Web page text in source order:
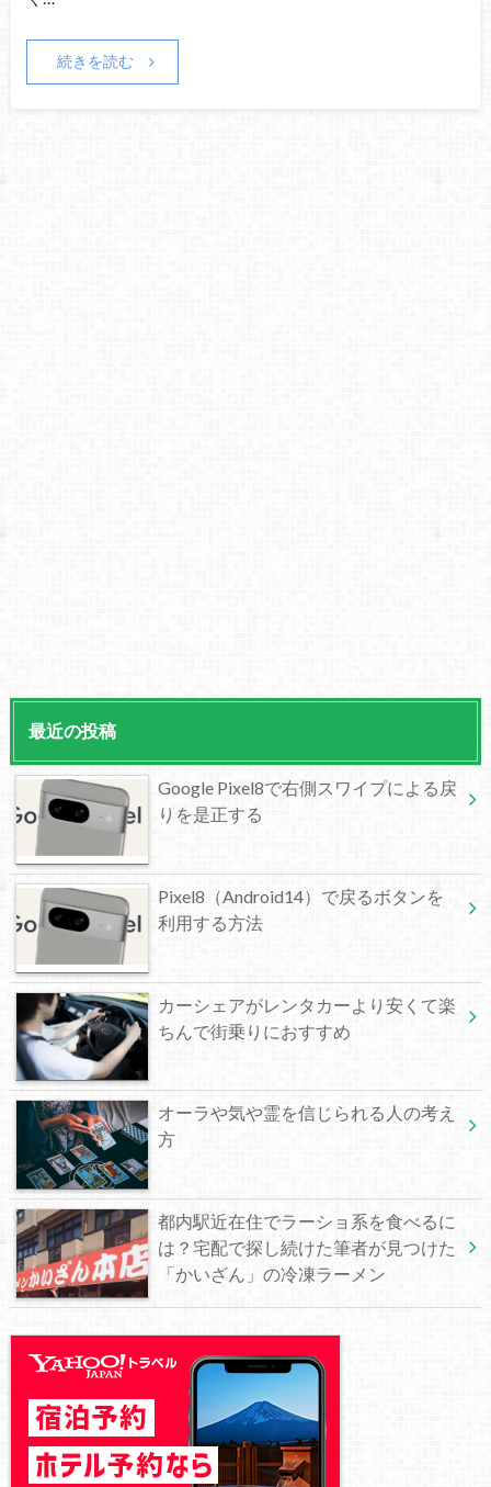
続きを読む
最近の投稿
Google Pixel8で右側スワイプによる戻
りを是正する
Pixel8（Android14）で戻るボタンを
利用する方法
カーシェアがレンタカーより安くて楽
ちんで街乗りにおすすめ
オーラや気や霊を信じられる人の考え
方
都内駅近在住でラーショ系を食べるに
は？宅配で探し続けた筆者が見つけた
「かいざん」の冷凍ラーメン